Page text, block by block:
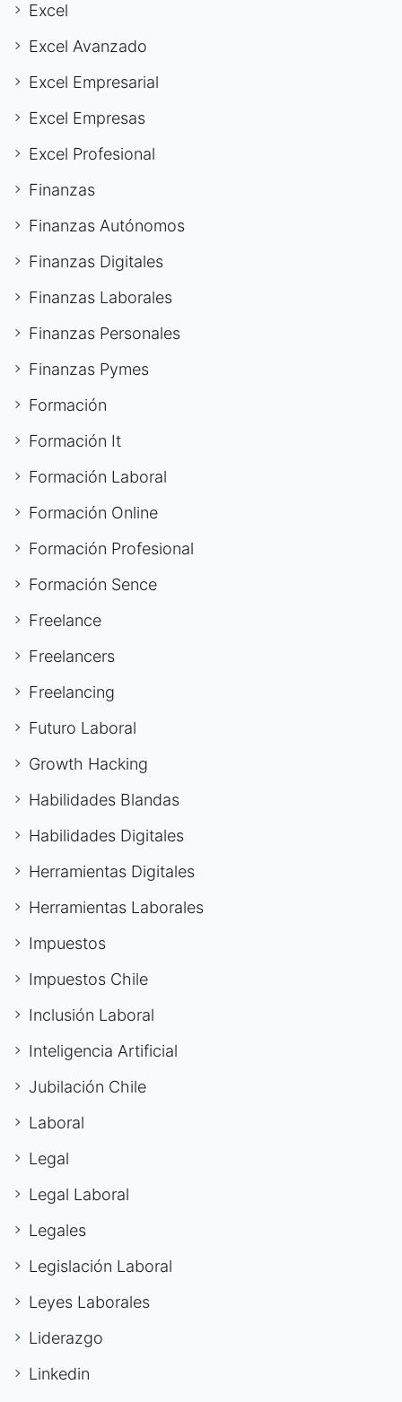
Excel
Excel Avanzado
Excel Empresarial
Excel Empresas
Excel Profesional
Finanzas
Finanzas Autónomos
Finanzas Digitales
Finanzas Laborales
Finanzas Personales
Finanzas Pymes
Formación
Formación It
Formación Laboral
Formación Online
Formación Profesional
Formación Sence
Freelance
Freelancers
Freelancing
Futuro Laboral
Growth Hacking
Habilidades Blandas
Habilidades Digitales
Herramientas Digitales
Herramientas Laborales
Impuestos
Impuestos Chile
Inclusión Laboral
Inteligencia Artificial
Jubilación Chile
Laboral
Legal
Legal Laboral
Legales
Legislación Laboral
Leyes Laborales
Liderazgo
Linkedin